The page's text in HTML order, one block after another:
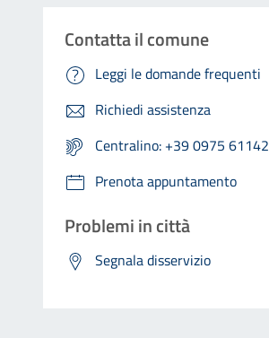
Contatta il comune
Leggi le domande frequenti
Richiedi assistenza
Centralino: +39 0975 61142
Prenota appuntamento
Problemi in città
Segnala disservizio